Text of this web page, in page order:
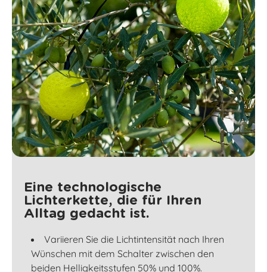
Eine technologische
Lichterkette, die für Ihren
Alltag gedacht ist.
Variieren Sie die Lichtintensität nach Ihren
Wünschen mit dem Schalter zwischen den
beiden Helligkeitsstufen 50% und 100%.